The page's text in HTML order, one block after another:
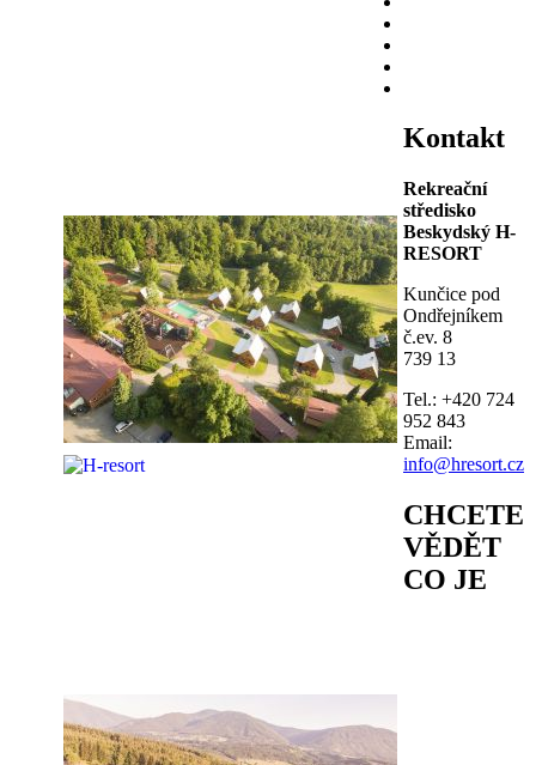
Kontakt
Rekreační
středisko
Beskydský H-
RESORT
Kunčice pod
Ondřejníkem
č.ev. 8
739 13
Tel.: +420 724
952 843
Email:
info@hresort.cz
CHCETE
VĚDĚT
CO JE